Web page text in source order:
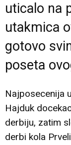
uticalo na
utakmica
gotovo
poseta
Najposecenija
Hajduk
derbiju, zatim
derbi kola